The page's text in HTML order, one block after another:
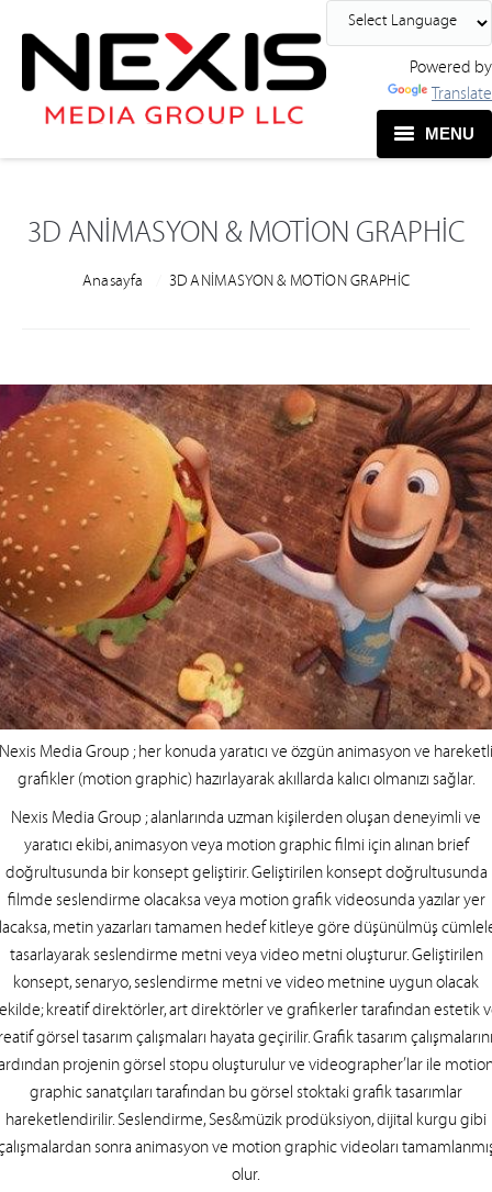
Powered by
Translate
MENU
3D ANİMASYON & MOTİON GRAPHİC
You are here:Anasayfa 3D ANİMASYON & MOTİON GRAPHİC
Nexis Media Group; her konuda yaratıcı ve özgün animasyon ve hareketli
grafikler (motion graphic) hazırlayarak akıllarda kalıcı olmanızı sağlar.
Nexis Media Group; alanlarında uzman kişilerden oluşan deneyimli ve
yaratıcı ekibi, animasyon veya motion graphic filmi için alınan brief
doğrultusunda bir konsept geliştirir. Geliştirilen konsept doğrultusunda
filmde seslendirme olacaksa veya motion grafik videosunda yazılar yer
metin yazarları tamamen hedef kitleye göre düşünülmüş
tasarlayarak seslendirme metni veya video metni oluşturur. Geliştirilen
konsept, senaryo, seslendirme metni ve video metnine uygun olacak
kreatif direktörler, art direktörler ve grafikerler tarafından estetik
görsel tasarım çalışmaları hayata geçirilir. Grafik tasarım
projenin görsel stopu oluşturulur ve videographer’lar ile
graphic sanatçıları tarafından bu görsel stoktaki grafik tasarımlar
hareketlendirilir. Seslendirme, Ses&müzik prodüksiyon, dijital kurgu gibi
sonra animasyon ve motion graphic videoları
olur.